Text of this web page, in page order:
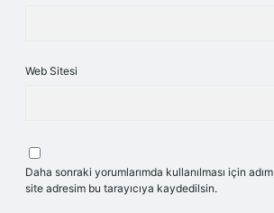
Web Sitesi
Daha sonraki yorumlarımda kullanılması için
site adresim bu tarayıcıya kaydedilsin.